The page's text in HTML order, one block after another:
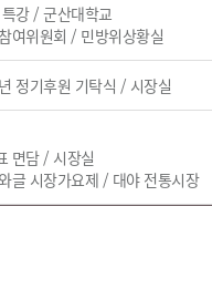
강 / 군산대학교
여위원회 / 민방위상황실
정기후원 기탁식 / 시장실
면담 / 시장실
글 시장가요제 / 대야 전통시장